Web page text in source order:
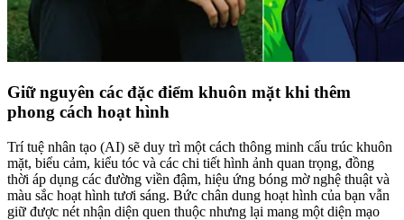
Giữ nguyên các đặc điểm khuôn mặt khi thêm
phong cách hoạt hình
Trí tuệ nhân tạo (AI) sẽ duy trì một cách thông minh cấu trúc khuôn
mặt, biểu cảm, kiểu tóc và các chi tiết hình ảnh quan trọng, đồng
thời áp dụng các đường viền đậm, hiệu ứng bóng mờ nghệ thuật và
màu sắc hoạt hình tươi sáng. Bức chân dung hoạt hình của bạn vẫn
giữ được nét nhận diện quen thuộc nhưng lại mang một diện mạo